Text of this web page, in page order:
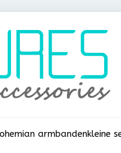
armbandenkleine